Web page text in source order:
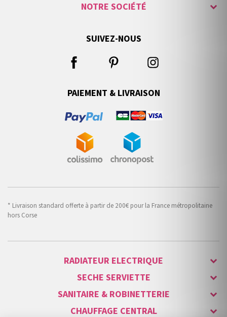
NOTRE SOCIÉTÉ
SUIVEZ-NOUS
PAIEMENT & LIVRAISON
* Livraison standard offerte à partir de 200€ pour la France métropolitaine
hors Corse
RADIATEUR ELECTRIQUE
SECHE SERVIETTE
SANITAIRE & ROBINETTERIE
CHAUFFAGE CENTRAL